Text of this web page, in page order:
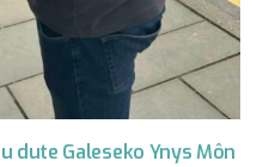
dute Galeseko Ynys Môn